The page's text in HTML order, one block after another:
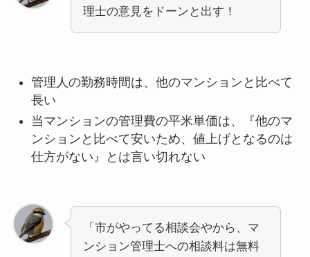
理士の意見をドーンと出す！
管理人の勤務時間は、他のマンションと比べて
長い
当マンションの管理費の平米単価は、『他のマ
ンションと比べて安いため、値上げとなるのは
仕方がない』とは言い切れない
「市がやってる相談会やから、マ
ンション管理士への相談料は無料